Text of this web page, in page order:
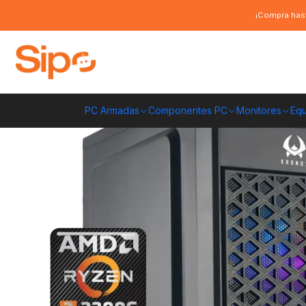
PC Armadas Componentes PC Monitores
¡Compra
PC Gamer Spartan Pro: Ryzen 3